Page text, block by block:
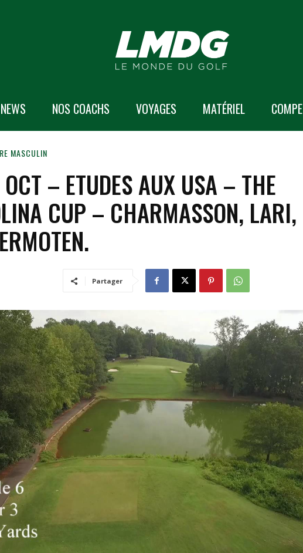
NEWS NOS COACHS VOYAGES MATÉRIEL
MASCULIN
– ETUDES AUX USA – THE
CUP – CHARMASSON, LARI,
Partager